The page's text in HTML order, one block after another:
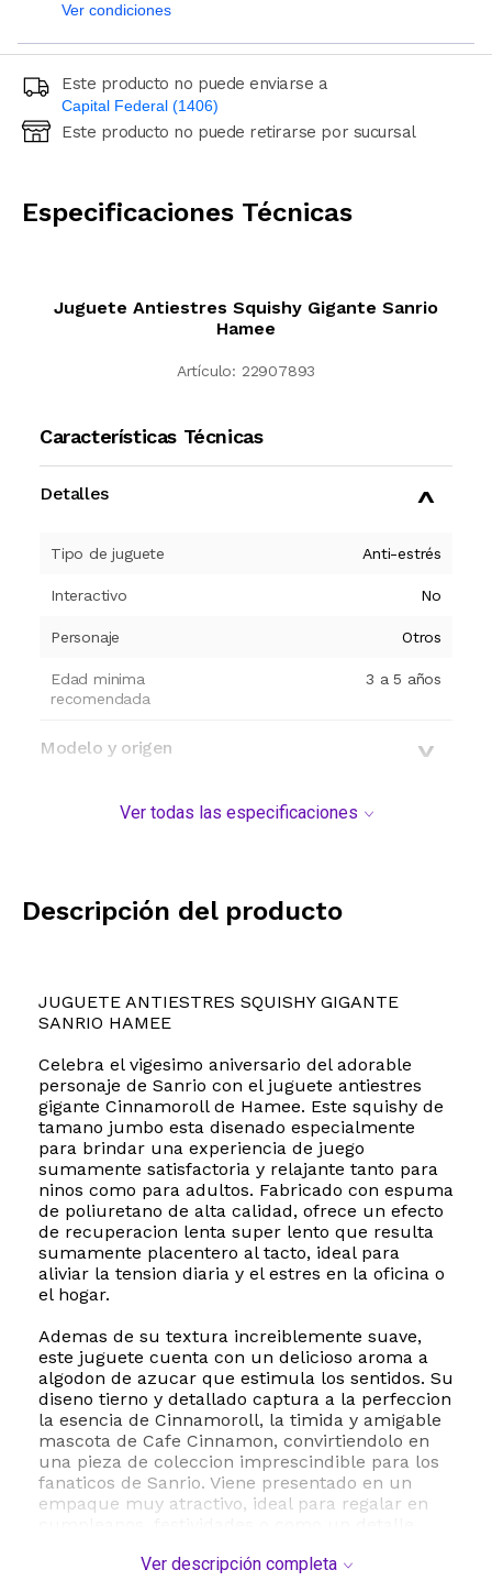
Ver condiciones
Este producto no puede enviarse a
Capital Federal (1406)
Ingresá código postal (sólo números)
Este producto no puede retirarse por sucursal
Especificaciones Técnicas
Juguete Antiestres Squishy Gigante Sanrio
Hamee
Artículo: 22907893
Características Técnicas
Detalles
Tipo de juguete Anti-estrés
Interactivo No
Personaje Otros
Edad minima
recomendada
3 a 5 años
Modelo y origen
Ver todas las especificaciones
Descripción del producto
JUGUETE ANTIESTRES SQUISHY GIGANTE
SANRIO HAMEE
Celebra el vigesimo aniversario del adorable
personaje de Sanrio con el juguete antiestres
gigante Cinnamoroll de Hamee. Este squishy de
tamano jumbo esta disenado especialmente
para brindar una experiencia de juego
sumamente satisfactoria y relajante tanto para
ninos como para adultos. Fabricado con espuma
de poliuretano de alta calidad, ofrece un efecto
de recuperacion lenta super lento que resulta
sumamente placentero al tacto, ideal para
aliviar la tension diaria y el estres en la oficina o
el hogar.
Ademas de su textura increiblemente suave,
este juguete cuenta con un delicioso aroma a
algodon de azucar que estimula los sentidos. Su
diseno tierno y detallado captura a la perfeccion
la esencia de Cinnamoroll, la timida y amigable
mascota de Cafe Cinnamon, convirtiendolo en
una pieza de coleccion imprescindible para los
fanaticos de Sanrio. Viene presentado en un
empaque muy atractivo, ideal para regalar en
Ver descripción completa